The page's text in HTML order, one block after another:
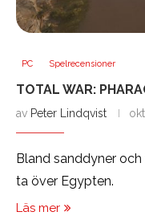
PC Spelrecensioner
TOTAL WAR:
av Peter Lindqvist
Bland sanddyner
ta över Egypten.
Läs mer